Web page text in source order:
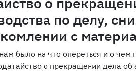
по делу,
с
было на что опереться и о чем
о прекращении дела об